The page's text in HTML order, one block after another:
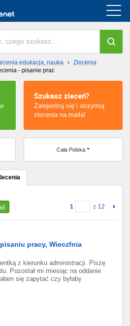
edukacja, nauka › Zlecenia
- pisanie prac
Szukasz zleceń?
Zarejestruj się i otrzymuj
zlecenia na maila!
Cała Polska
1 z 12
pracy, Wieczfnia
z kierunku administracji. Piszę
Pozostał mi miesiąc na oddanie
się zapytać czy byłaby